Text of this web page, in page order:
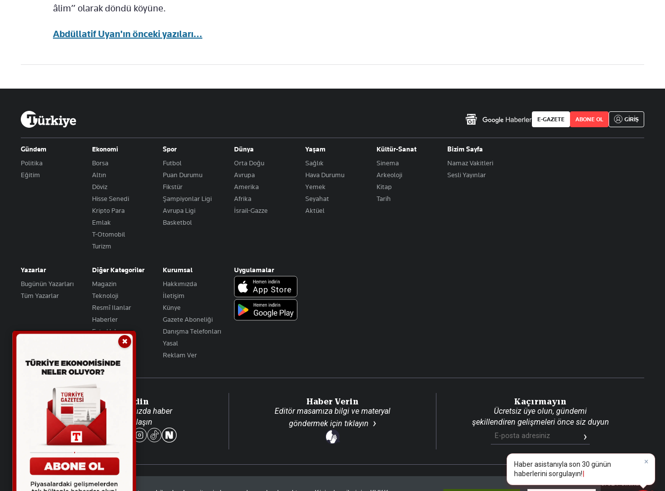
âlim” olarak döndü köyüne.
Abdüllatif Uyan'ın önceki yazıları...
E-GAZETE ABONE OL GİRİŞ
Gündem
Politika
Eğitim
Ekonomi
Borsa
Altın
Döviz
Hisse Senedi
Kripto Para
Emlak
T-Otomobil
Turizm
Spor
Futbol
Puan Durumu
Fikstür
Şampiyonlar Ligi
Avrupa Ligi
Basketbol
Dünya
Orta Doğu
Avrupa
Amerika
Afrika
İsrail-Gazze
Yaşam
Sağlık
Hava Durumu
Yemek
Seyahat
Aktüel
Kültür-Sanat
Sinema
Arkeoloji
Kitap
Tarih
Bizim Sayfa
Namaz Vakitleri
Sesli Yayınlar
Yazarlar
Bugünün Yazarları
Tüm Yazarlar
Diğer Kategoriler
Magazin
Teknoloji
Resmî Ilanlar
Haberler
Foto Haber
Video Galeri
Kurumsal
Hakkımızda
İletişim
Künye
Gazete Aboneliği
Danışma Telefonları
Yasal
Reklam Ver
Uygulamalar
Takip Edin
Favori mecralarınızda haber
akışımıza ulaşın
Haber Verin
Editör masamıza bilgi ve materyal
göndermek için tıklayın
Kaçırmayın
Ücretsiz üye olun, gündemi
şekillendiren gelişmeleri önce siz duyun
© 2026 İhlas Medya Grubu. Tüm Hakları Saklıdır KVKK Aydınlatma MetniGizlilik PolitikasıÇerez Politikası
×
Haber asistanıyla son 30 günün
haberlerini sorgulayın|
✖